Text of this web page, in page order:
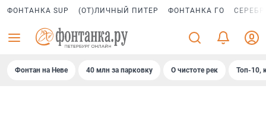
ФОНТАНКА SUP (ОТ)ЛИЧНЫЙ ПИТЕР ФОНТАНКА ГО
Фонтан на Неве 40 млн за парковку О чистоте рек Топ-10,